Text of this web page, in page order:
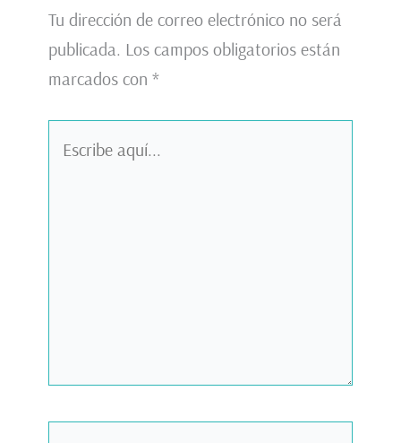
Tu dirección de correo electrónico no será
publicada. Los campos obligatorios están
marcados con *
aquí...